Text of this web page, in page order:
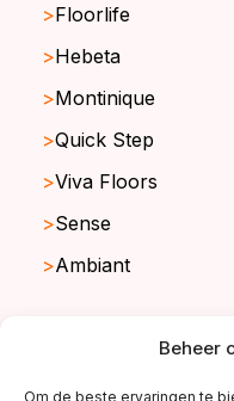
Beheer
Om de beste ervaringen te
Floorlife
Hebeta
Montinique
Quick Step
Viva Floors
Sense
Ambiant